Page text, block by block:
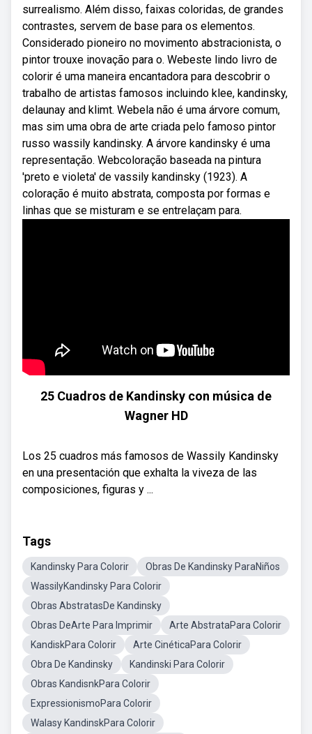
surrealismo. Além disso, faixas coloridas, de grandes
contrastes, servem de base para os elementos.
Considerado pioneiro no movimento abstracionista, o
pintor trouxe inovação para o. Webeste lindo livro de
colorir é uma maneira encantadora para descobrir o
trabalho de artistas famosos incluindo klee, kandinsky,
delaunay and klimt. Webela não é uma árvore comum,
mas sim uma obra de arte criada pelo famoso pintor
russo wassily kandinsky. A árvore kandinsky é uma
representação. Webcoloração baseada na pintura
'preto e violeta' de vassily kandinsky (1923). A
coloração é muito abstrata, composta por formas e
linhas que se misturam e se entrelaçam para.
25 Cuadros de Kandinsky con música de
Wagner HD
Los 25 cuadros más famosos de Wassily Kandinsky
en una presentación que exhalta la viveza de las
composiciones, figuras y ...
Tags
Kandinsky Para Colorir
Obras De Kandinsky ParaNiños
WassilyKandinsky Para Colorir
Obras AbstratasDe Kandinsky
Obras DeArte Para Imprimir
Arte AbstrataPara Colorir
KandiskPara Colorir
Arte CinéticaPara Colorir
Obra De Kandinsky
Kandinski Para Colorir
Obras KandisnkPara Colorir
ExpressionismoPara Colorir
Walasy KandinskPara Colorir